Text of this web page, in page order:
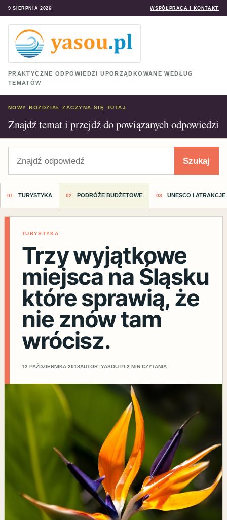
9 SIERPNIA 2026 WSPÓŁPRACA I KONTAKT
PRAKTYCZNE ODPOWIEDZI UPORZĄDKOWANE WEDŁUG
TEMATÓW
NOWY ROZDZIAŁ ZACZYNA SIĘ TUTAJ
Znajdź temat i przejdź do powiązanych odpowiedzi
Szukaj
TURYSTYKA PODRÓŻE BUDŻETOWE UNESCO I
TURYSTYKA
Trzy wyjątkowe
miejsca na Śląsku
które sprawią, że
nie znów tam
wrócisz.
12 PAŹDZIERNIKA 2018AUTOR: YASOU.PL 2 MIN CZYTANIA